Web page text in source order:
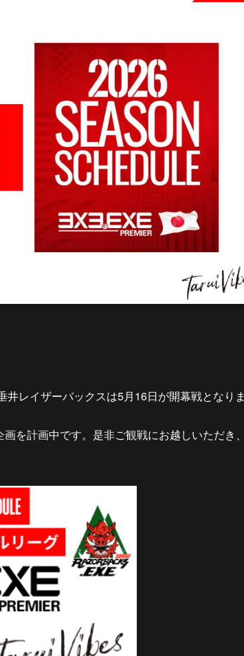
井レイザーバックスは5月16日が開幕戦となりま
を計画中です。是非ご観戦にお越しいただき、